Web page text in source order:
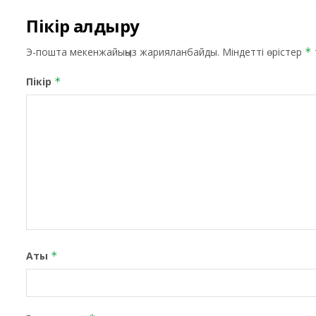
Пікір қалдыру
Э-пошта мекенжайыңыз жарияланбайды. Міндетті өрістер *
Пікір *
Аты *